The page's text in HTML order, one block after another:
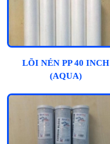
LÕI NÉN PP 40 INCH
(AQUA)